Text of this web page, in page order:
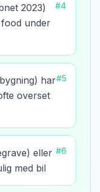
2023)
under
#4
har
overset
#5
eller
med bil
#6